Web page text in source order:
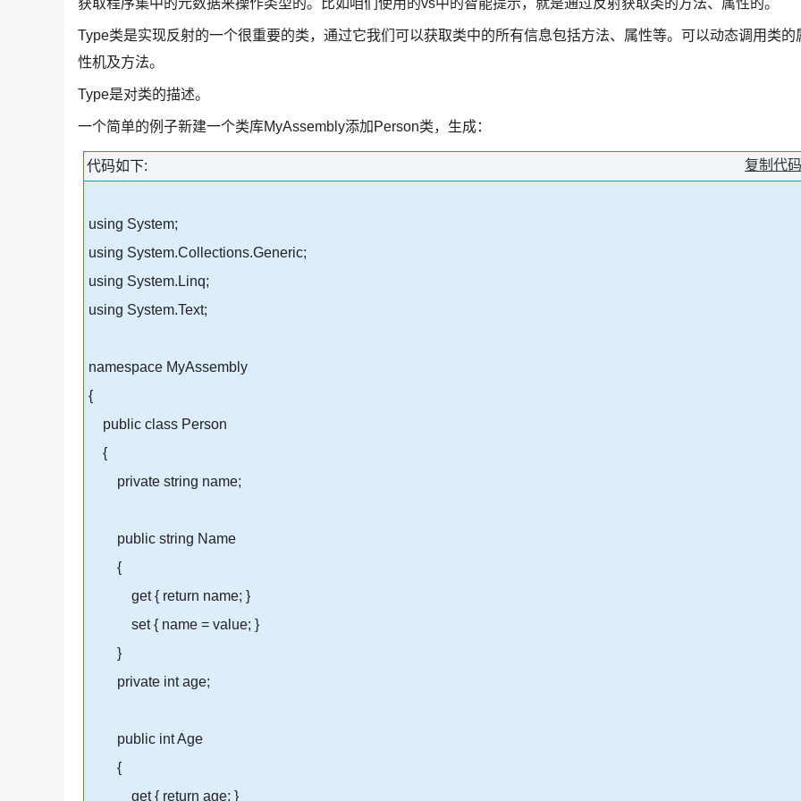
获取程序集中的元数据来操作类型的。比如咱们使用的vs中的智能提示，就是通过反射获取类的方法、属性的。
Type类是实现反射的一个很重要的类，通过它我们可以获取类中的所有信息包括方法、属性等。可以动态调用类的
性机及方法。
Type是对类的描述。
一个简单的例子新建一个类库MyAssembly添加Person类，生成：
复制代码
代码如下:
using System;
using System.Collections.Generic;
using System.Linq;
using System.Text;
namespace MyAssembly
{
public class Person
{
private string name;
public string Name
{
get { return name; }
set { name = value; }
}
private int age;
public int Age
{
get { return age; }